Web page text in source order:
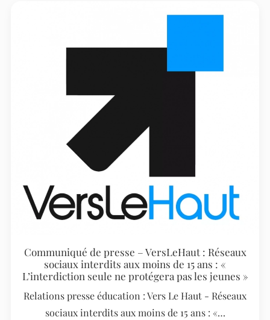
Communiqué de presse – VersLeHaut : Réseaux
sociaux interdits aux moins de 15 ans : «
L’interdiction seule ne protégera pas les jeunes »
Relations presse éducation : Vers Le Haut - Réseaux
sociaux interdits aux moins de 15 ans : «…